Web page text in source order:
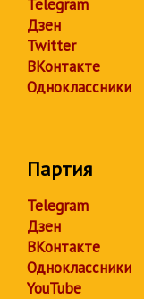
Telegram
Дзен
Twitter
ВКонтакте
Одноклассники
Партия
Telegram
Дзен
ВКонтакте
Одноклассники
YouTube